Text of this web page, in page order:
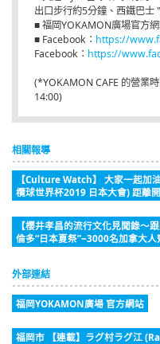
出口步行約5分鐘、西鐵巴士
■ 福岡YOKAMON廣場官方網
■ Facebook： https://
Facebook： https://
(*YOKAMON CAFE 的營業
14:00)
相關報導
【Culture Watch】 大家一起
欖球世界杯2019 日本大會) 距離
【櫻井孝昌的流行文化見聞錄～
倫多“日本夏祭”~3000名加拿大
外部連結
福岡YOKAMON廣場 官方網站
福岡市 【連載】ラグ村ラグ江